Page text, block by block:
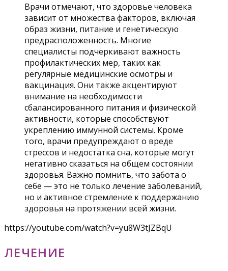
Врачи отмечают, что здоровье человека
зависит от множества факторов, включая
образ жизни, питание и генетическую
предрасположенность. Многие
специалисты подчеркивают важность
профилактических мер, таких как
регулярные медицинские осмотры и
вакцинация. Они также акцентируют
внимание на необходимости
сбалансированного питания и физической
активности, которые способствуют
укреплению иммунной системы. Кроме
того, врачи предупреждают о вреде
стрессов и недостатка сна, которые могут
негативно сказаться на общем состоянии
здоровья. Важно помнить, что забота о
себе — это не только лечение заболеваний,
но и активное стремление к поддержанию
здоровья на протяжении всей жизни.
https://youtube.com/watch?v=yu8W3tJZBqU
ЛЕЧЕНИЕ